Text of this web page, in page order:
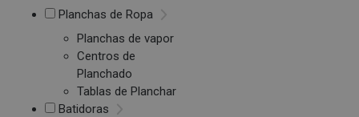
Planchas de Ropa
Planchas de vapor
Centros de
Planchado
Tablas de Planchar
Batidoras